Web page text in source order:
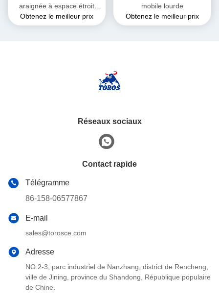
araignée à espace étroit
pour la construction et les
applications industrielles
Obtenez le meilleur prix
mobile lourde
Obtenez le meilleur prix
Réseaux sociaux
Contact rapide
Télégramme
86-158-06577867
E-mail
sales@torosce.com
Adresse
NO.2-3, parc industriel de Nanzhang, district de Rencheng,
ville de Jining, province du Shandong, République populaire
de Chine.